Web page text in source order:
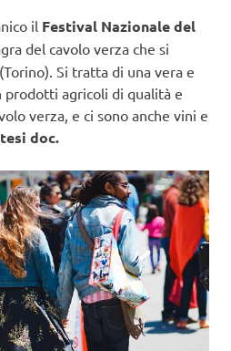
il Festival Nazionale del
del cavolo verza che si
Si tratta di una vera e
prodotti agricoli di qualità e
verza, e ci sono anche vini e
doc.